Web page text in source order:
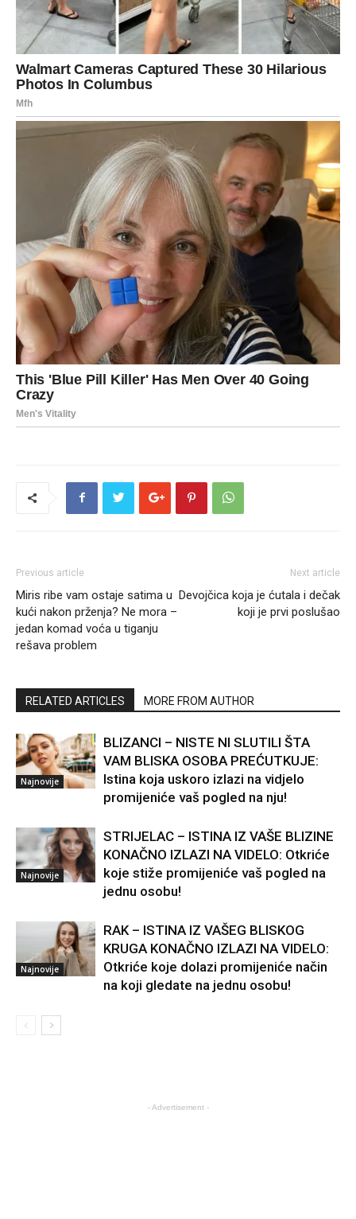
Previous article
Miris ribe vam ostaje satima u
kući nakon prženja? Ne mora –
jedan komad voća u tiganju
rešava problem
Next article
Devojčica koja je ćutala i dečak
koji je prvi poslušao
RELATED ARTICLES MORE FROM AUTHOR
Najnovije
BLIZANCI – NISTE NI SLUTILI ŠTA
VAM BLISKA OSOBA PREĆUTKUJE:
Istina koja uskoro izlazi na vidjelo
promijeniće vaš pogled na nju!
Najnovije
STRIJELAC – ISTINA IZ VAŠE BLIZINE
KONAČNO IZLAZI NA VIDELO: Otkriće
koje stiže promijeniće vaš pogled na
jednu osobu!
Najnovije
RAK – ISTINA IZ VAŠEG BLISKOG
KRUGA KONAČNO IZLAZI NA VIDELO:
Otkriće koje dolazi promijeniće način
na koji gledate na jednu osobu!
- Advertisement -